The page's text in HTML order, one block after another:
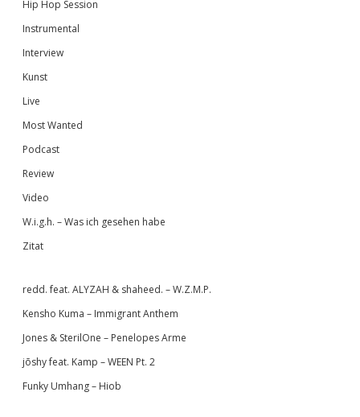
Hip Hop Session
Instrumental
Interview
Kunst
Live
Most Wanted
Podcast
Review
Video
W.i.g.h. – Was ich gesehen habe
Zitat
redd. feat. ALYZAH & shaheed. – W.Z.M.P.
Kensho Kuma – Immigrant Anthem
Jones & SterilOne – Penelopes Arme
jōshy feat. Kamp – WEEN Pt. 2
Funky Umhang – Hiob